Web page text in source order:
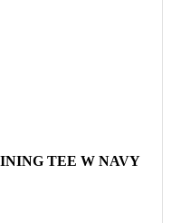
TEE W NAVY